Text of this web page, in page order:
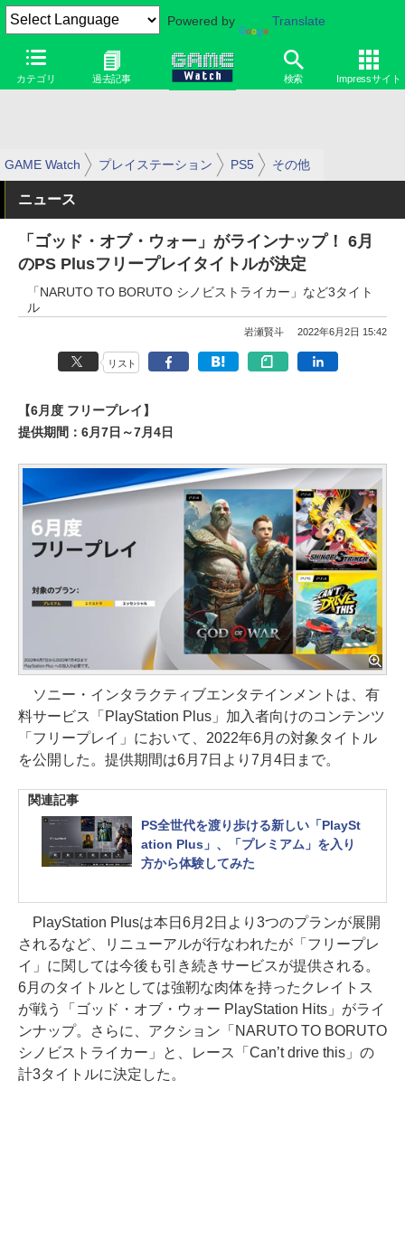
Powered by Translate
カテゴリ 過去記事 検索 Impressサイト
GAME Watch プレイステーション PS5 その他
ニュース
「ゴッド・オブ・ウォー」がラインナップ！ 6月
のPS Plusフリープレイタイトルが決定
「NARUTO TO BORUTO シノビストライカー」など3タイト
ル
岩瀬賢斗 2022年6月2日 15:42
リスト
【6月度 フリープレイ】
提供期間：6月7日～7月4日
ソニー・インタラクティブエンタテインメントは、有
料サービス「PlayStation Plus」加入者向けのコンテンツ
「フリープレイ」において、2022年6月の対象タイトル
を公開した。提供期間は6月7日より7月4日まで。
関連記事
PS全世代を渡り歩ける新しい「PlaySt
ation Plus」、「プレミアム」を入り
方から体験してみた
PlayStation Plusは本日6月2日より3つのプランが展開
されるなど、リニューアルが行なわれたが「フリープレ
イ」に関しては今後も引き続きサービスが提供される。
6月のタイトルとしては強靭な肉体を持ったクレイトス
が戦う「ゴッド・オブ・ウォー PlayStation Hits」がライ
ンナップ。さらに、アクション「NARUTO TO BORUTO
シノビストライカー」と、レース「Can’t drive this」の
計3タイトルに決定した。